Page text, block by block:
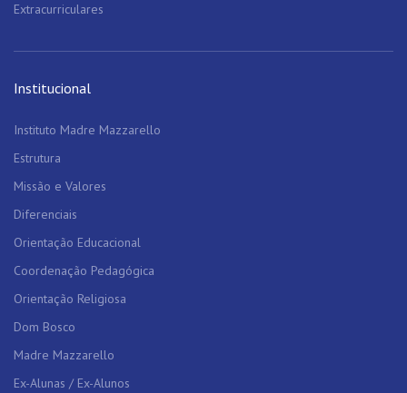
Extracurriculares
Institucional
Instituto Madre Mazzarello
Estrutura
Missão e Valores
Diferenciais
Orientação Educacional
Coordenação Pedagógica
Orientação Religiosa
Dom Bosco
Madre Mazzarello
Ex-Alunas / Ex-Alunos